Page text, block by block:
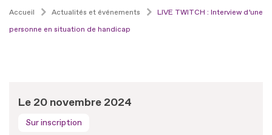
Accueil Actualités et événements
LIVE TWITCH : Interview d’une
personne en situation de handicap
Le 20 novembre 2024
Sur inscription